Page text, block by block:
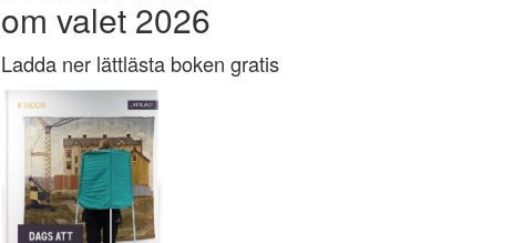
om valet 2026
Ladda ner lättlästa boken gratis